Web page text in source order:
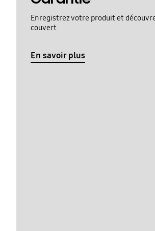
Enregistrez votre produit et
couvert
En savoir plus